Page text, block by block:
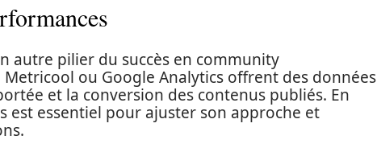
autre pilier du succès en community
ou Google Analytics offrent des données
et la conversion des contenus publiés. En
est essentiel pour ajuster son approche et